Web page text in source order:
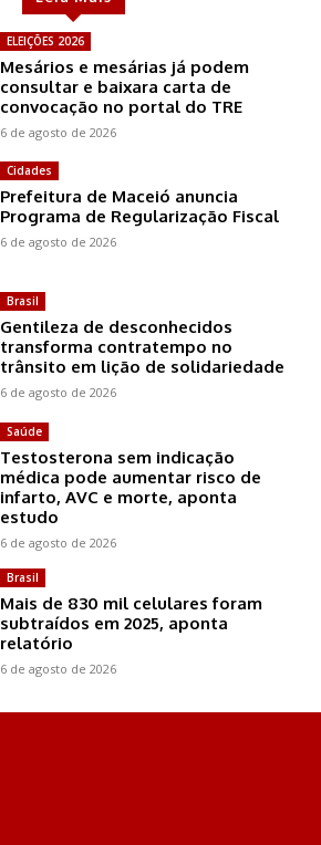
ELEIÇÕES 2026
Mesários e mesárias já podem
consultar e baixara carta de
convocação no portal do TRE
6 de agosto de 2026
Cidades
Prefeitura de Maceió anuncia
Programa de Regularização Fiscal
6 de agosto de 2026
Brasil
Gentileza de desconhecidos
transforma contratempo no
trânsito em lição de solidariedade
6 de agosto de 2026
Saúde
Testosterona sem indicação
médica pode aumentar risco de
infarto, AVC e morte, aponta
estudo
6 de agosto de 2026
Brasil
Mais de 830 mil celulares foram
subtraídos em 2025, aponta
relatório
6 de agosto de 2026